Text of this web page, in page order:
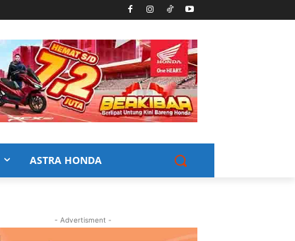
ASTRA HONDA
- Advertisment -